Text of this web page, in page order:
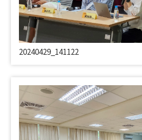
20240429_141122